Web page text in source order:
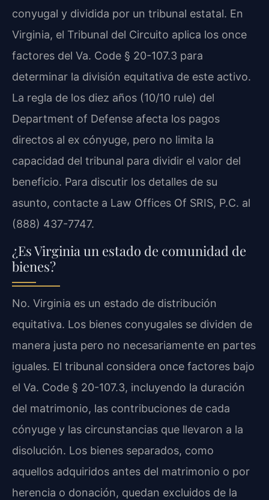
conyugal y dividida por un tribunal estatal. En
Virginia, el Tribunal del Circuito aplica los once
factores del Va. Code § 20-107.3 para
determinar la división equitativa de este activo.
La regla de los diez años (10/10 rule) del
Department of Defense afecta los pagos
directos al ex cónyuge, pero no limita la
capacidad del tribunal para dividir el valor del
beneficio. Para discutir los detalles de su
asunto, contacte a Law Offices Of SRIS, P.C. al
(888) 437-7747.
¿Es Virginia un estado de comunidad de
bienes?
No. Virginia es un estado de distribución
equitativa. Los bienes conyugales se dividen de
manera justa pero no necesariamente en partes
iguales. El tribunal considera once factores bajo
el Va. Code § 20-107.3, incluyendo la duración
del matrimonio, las contribuciones de cada
cónyuge y las circunstancias que llevaron a la
disolución. Los bienes separados, como
aquellos adquiridos antes del matrimonio o por
herencia o donación, quedan excluidos de la